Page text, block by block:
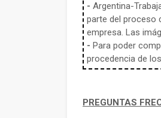
- Argentina-
parte del proceso
empresa. Las
- Para poder
procedencia de
PREGUNTAS